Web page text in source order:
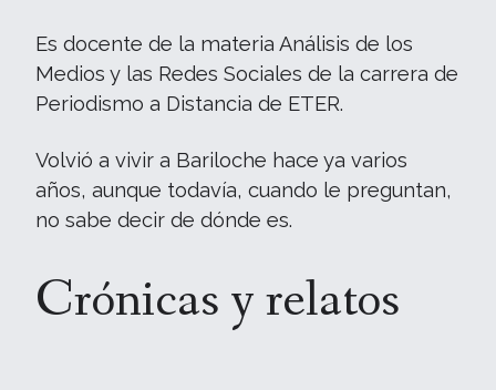
Es docente de la materia Análisis de los
Medios y las Redes Sociales de la carrera de
Periodismo a Distancia de ETER.
Volvió a vivir a Bariloche hace ya varios
años, aunque todavía, cuando le preguntan,
no sabe decir de dónde es.
Crónicas y relatos